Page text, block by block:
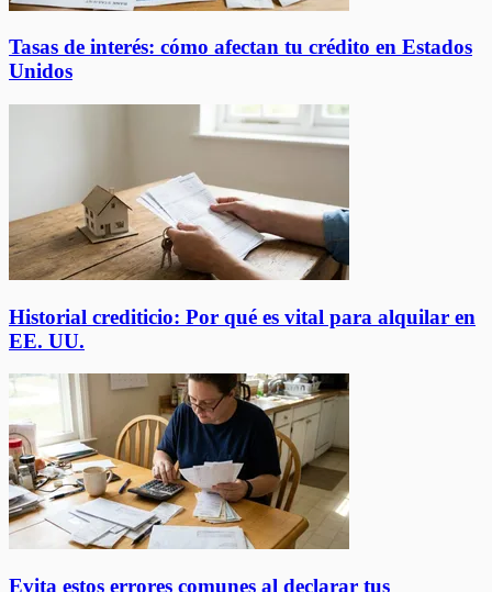
Tasas de interés: cómo afectan tu crédito en Estados
Unidos
Historial crediticio: Por qué es vital para alquilar en
EE. UU.
Evita estos errores comunes al declarar tus